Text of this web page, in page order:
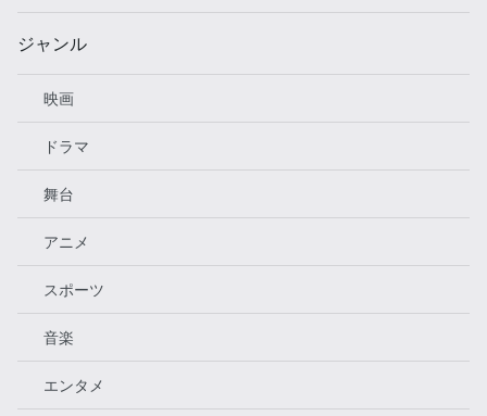
ジャンル
映画
ドラマ
舞台
アニメ
スポーツ
音楽
エンタメ